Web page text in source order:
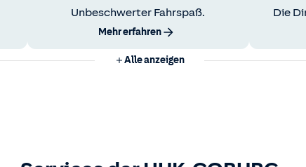
Unbeschwerter Fahrspaß.
Mehr erfahren
Die
Alle anzeigen